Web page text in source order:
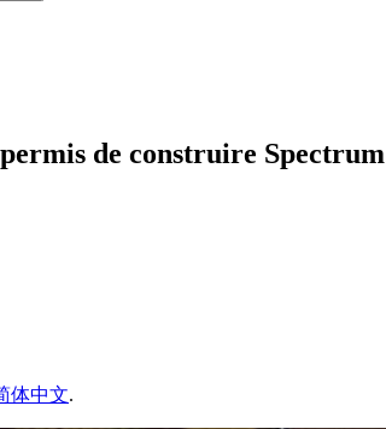
de construire Spectrum
体中文.